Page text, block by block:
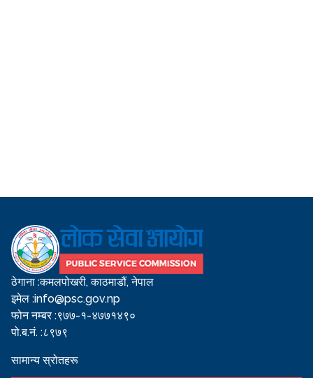
ठेगाना :कमलपोखरी, काठमाडौं, नेपाल
इमेल :info@psc.gov.np
फोन नम्बर :९७७-१-४७७१४९०
पो.ब.नं. :८९७९
सामान्य स्रोतहरू